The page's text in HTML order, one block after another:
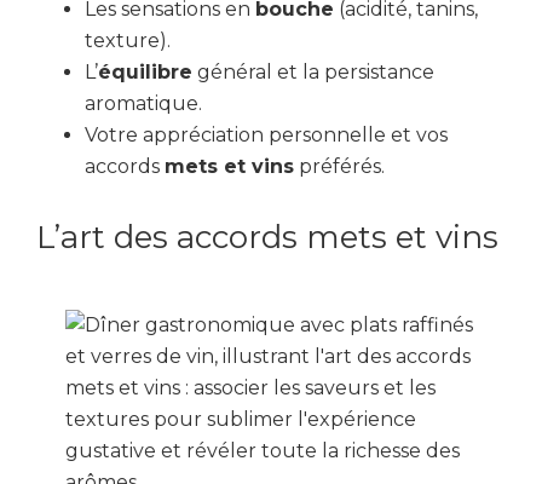
Les sensations en bouche (acidité, tanins,
texture).
L’équilibre général et la persistance
aromatique.
Votre appréciation personnelle et vos
accords mets et vins préférés.
L’art des accords mets et vins